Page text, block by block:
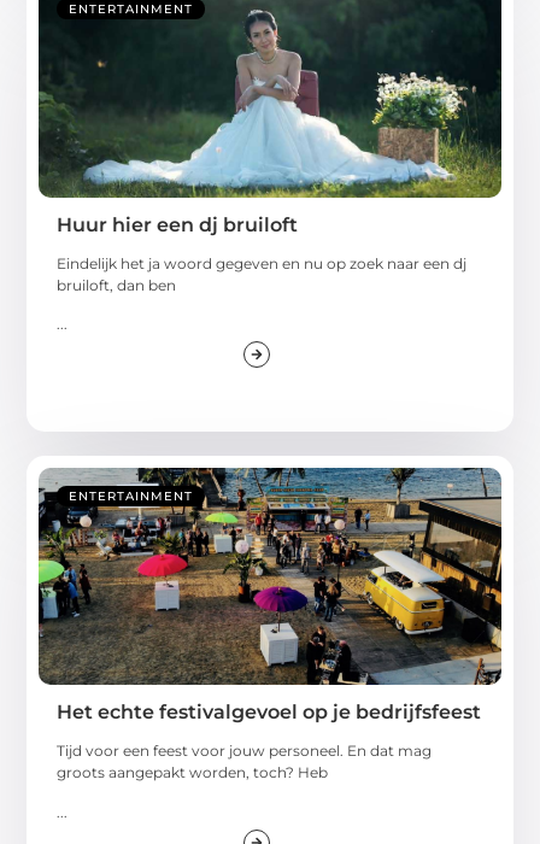
ENTERTAINMENT
Huur hier een dj bruiloft
Eindelijk het ja woord gegeven en nu op zoek naar een dj
bruiloft, dan ben
...
ENTERTAINMENT
Het echte festivalgevoel op je bedrijfsfeest
Tijd voor een feest voor jouw personeel. En dat mag
groots aangepakt worden, toch? Heb